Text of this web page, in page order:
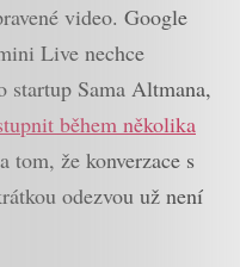
video. Google
Live nechce
startup Sama Altmana,
během několika
tom, že konverzace s
odezvou už není